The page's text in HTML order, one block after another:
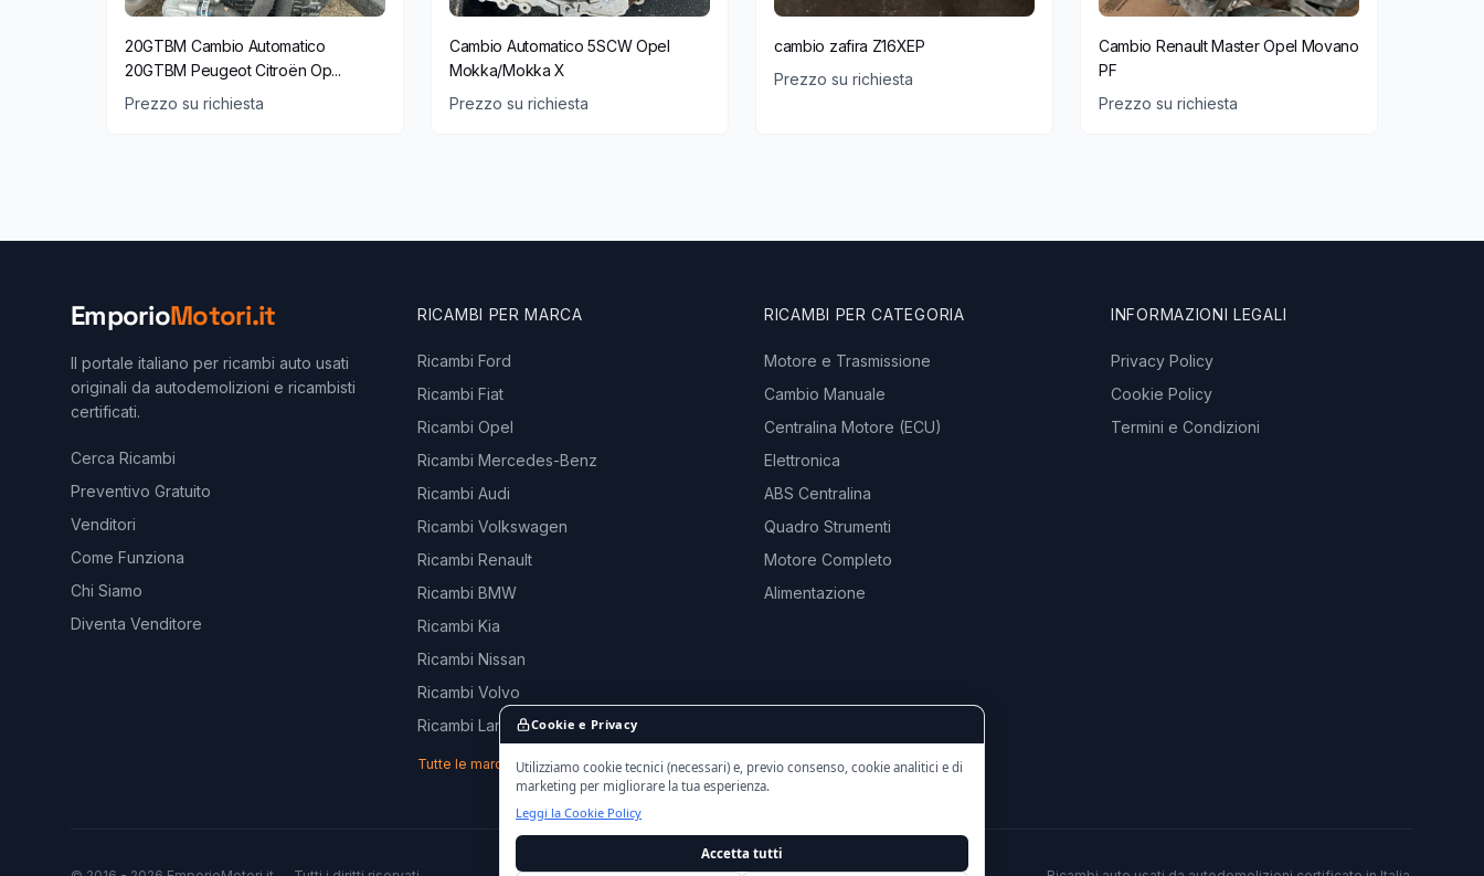
20GTBM Cambio Automatico
20GTBM Peugeot Citroën Op...
Prezzo su richiesta
Cambio Automatico 5SCW Opel
Mokka/Mokka X
Prezzo su richiesta
cambio zafira Z16XEP
Prezzo su richiesta
Cambio Renault Master Opel Movano
PF
Prezzo su richiesta
EmporioMotori.it
Il portale italiano per ricambi auto usati
originali da autodemolizioni e ricambisti
certificati.
Cerca Ricambi
Preventivo Gratuito
Venditori
Come Funziona
Chi Siamo
Diventa Venditore
RICAMBI PER MARCA
Ricambi Ford
Ricambi Fiat
Ricambi Opel
Ricambi Mercedes-Benz
Ricambi Audi
Ricambi Volkswagen
Ricambi Renault
Ricambi BMW
Ricambi Kia
Ricambi Nissan
Ricambi Volvo
Ricambi Land Rover
Tutte le marche →
RICAMBI PER CATEGORIA
Motore e Trasmissione
Cambio Manuale
Centralina Motore (ECU)
Elettronica
ABS Centralina
Quadro Strumenti
Motore Completo
Alimentazione
INFORMAZIONI LEGALI
Privacy Policy
Cookie Policy
Termini e Condizioni
Cookie e Privacy
Utilizziamo cookie tecnici (necessari) e, previo consenso, cookie analitici e di
marketing per migliorare la tua esperienza.
Leggi la Cookie Policy
Accetta tutti